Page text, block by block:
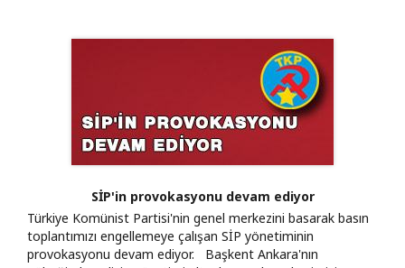
SİP'in provokasyonu devam ediyor
Türkiye Komünist Partisi'nin genel merkezini basarak basın
toplantımızı engellemeye çalışan SİP yönetiminin
provokasyonu devam ediyor. Başkent Ankara'nın